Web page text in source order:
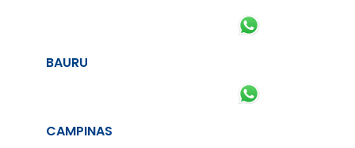
BAURU
CAMPINAS